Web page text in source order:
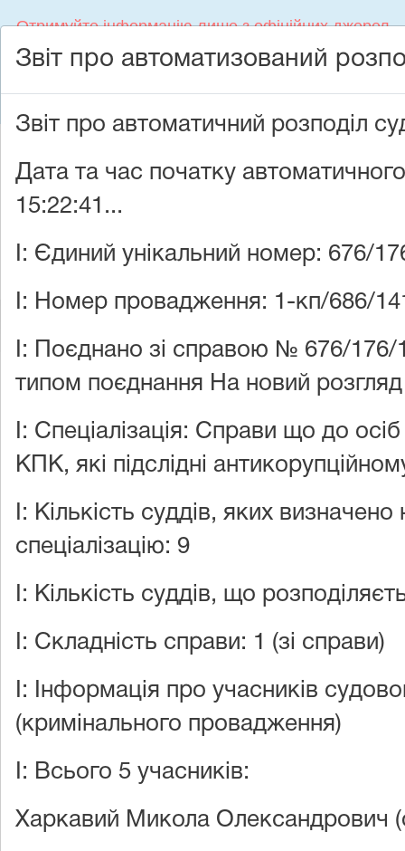
Отримуйте інформацію лише з офіційних джерел
Єдиний Контакт-центр судової влади України 044
Людям з порушенням зору
Судова
влада України
Дата
документу
Назва документу
25.09.2018
Звіт про
автоматизований
розподіл
Звіт про автоматизований
Звіт про автоматичний розподіл
Дата та час початку
15:22:41...
I: Єдиний унікальний номер: 676/
I: Номер провадження: 1-кп/686/
I: Поєднано зі справою № 676/176/
типом поєднання На новий розгляд
I: Спеціалізація: Справи що до
КПК, які підслідні
I: Кількість суддів, яких
спеціалізацію: 9
I: Кількість суддів, що
I: Складність справи: 1 (зі справи)
I: Інформація про учасників
(кримінального провадження)
I: Всього 5 учасників:
Харкавий Микола Олександрович